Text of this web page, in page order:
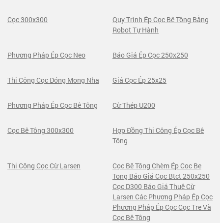
Cọc 300x300
Quy Trình Ép Cọc Bê Tông Bằng
Robot Tự Hành
Phương Pháp Ép Cọc Neo Báo Giá Ép Cọc 250x250
Thi Công Cọc Đóng Mong Nha Giá Cọc Ép 25x25
Phương Pháp Ép Cọc Bê Tông Cừ Thép U200
Cọc Bê Tông 300x300
Hợp Đồng Thi Công Ép Cọc Bê
Tông
Thi Công Cọc Cừ Larsen
Cọc Bê Tông Chèm Ép Coc Be
Tong Báo Giá Cọc Btct 250x250
Cọc D300 Báo Giá Thuê Cừ
Larsen Các Phương Pháp Ép Cọc
Phương Pháp Ép Cọc Cọc Tre Và
Cọc Bê Tông